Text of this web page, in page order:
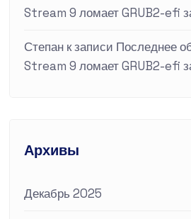
Stream 9 ломает GRUB2-efi
Степанк записи Последнее
Stream 9 ломает GRUB2-efi
Архивы
Декабрь 2025